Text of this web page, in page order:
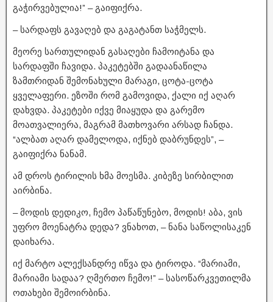
გაჭირვებულია!” – გაიფიქრა.
– სარდაფს გავაღებ და გაგატანთ საჭმელს.
მეორე სართულიდან გასაღები ჩამოიტანა და
სარდაფში ჩავიდა. პაკეტებში გადაანაწილა
ზამთრიდან შემონახული მარაგი, ცოტა-ცოტა
ყველაფერი. ეზოში რომ გამოვიდა, ქალი იქ აღარ
დახვდა. პაკეტები იქვე მიაყუდა და გარემო
მოათვალიერა, მაგრამ მათხოვარი არსად ჩანდა.
“ალბათ აღარ დამელოდა, იქნებ დაბრუნდეს”, –
გაიფიქრა ნანამ.
ამ დროს ტირილის ხმა მოესმა. კიბეზე სირბილით
აირბინა.
– მოდის დედიკო, ჩემო პაწაწუნებო, მოდის! აბა, ვის
უფრო მოენატრა დედა? ვნახოთ, – ნანა საწოლისაკენ
დაიხარა.
იქ მარტო ალექსანდრე იწვა და ტიროდა. “მარიამი,
მარიამი სადაა? ღმერთო ჩემო!” – სასოწარკვეთილმა
ოთახები შემოირბინა.